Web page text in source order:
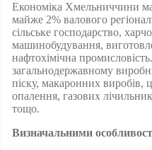
Економіка Хмельниччини
майже 2% валового
сільське господарство,
машинобудування,
нафтохімічна
загальнодержавному
піску, макаронних виробів,
опалення, газових
тощо.
Визначальними